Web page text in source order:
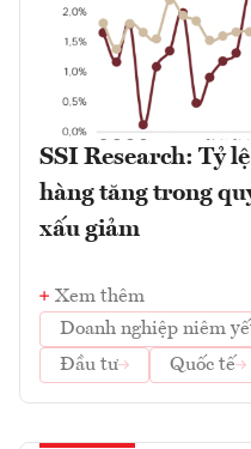
SSI Research: Tỷ
hàng tăng trong
xấu giảm
Xem thêm
Doanh nghiệp niêm
Đầu tư
Quốc tế